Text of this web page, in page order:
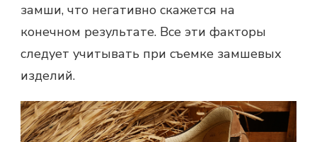
замши, что негативно скажется на
конечном результате. Все эти факторы
следует учитывать при съемке замшевых
изделий.